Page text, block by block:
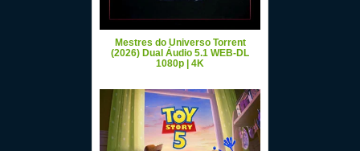
Mestres do Universo Torrent
(2026) Dual Áudio 5.1 WEB-DL
1080p | 4K